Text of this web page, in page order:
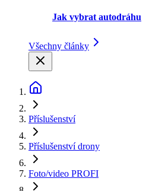
Jak vybrat autodráhu
Všechny články
Příslušenství
Příslušenství drony
Foto/video PROFI